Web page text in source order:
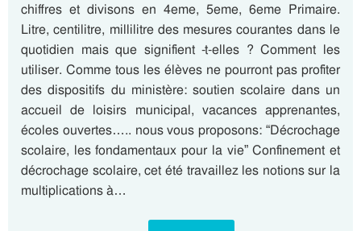
chiffres et divisons en 4eme, 5eme, 6eme Primaire.
Litre, centilitre, millilitre des mesures courantes dans le
quotidien mais que signifient -t-elles ? Comment les
utiliser. Comme tous les élèves ne pourront pas profiter
des dispositifs du ministère: soutien scolaire dans un
accueil de loisirs municipal, vacances apprenantes,
écoles ouvertes….. nous vous proposons: “Décrochage
scolaire, les fondamentaux pour la vie” Confinement et
décrochage scolaire, cet été travaillez les notions sur la
multiplications à…